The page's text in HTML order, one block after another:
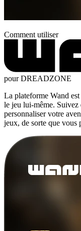
Comment utiliser
pour DREADZONE
La plateforme Wand
le jeu lui-même. Suivez
personnaliser votre
jeux, de sorte que vous